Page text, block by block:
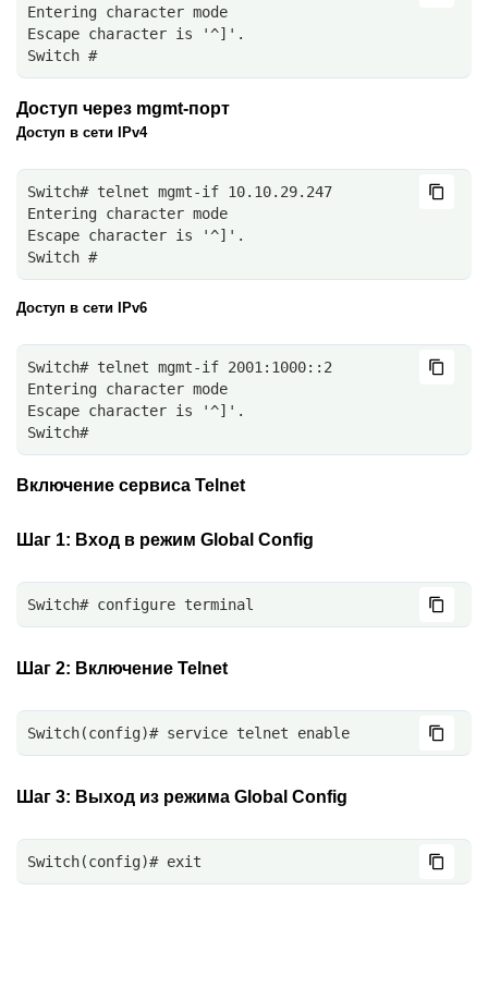
Entering character mode
Escape character is '^]'.
Switch #
Доступ через mgmt-порт
Доступ в сети IPv4
Switch# telnet mgmt-if 10.10.29.247
Entering character mode
Escape character is '^]'.
Switch #
Доступ в сети IPv6
Switch# telnet mgmt-if 2001:1000::2
Entering character mode
Escape character is '^]'.
Switch#
Включение сервиса Telnet
Шаг 1: Вход в режим Global Config
Switch# configure terminal
Шаг 2: Включение Telnet
Switch(config)# service telnet enable
Шаг 3: Выход из режима Global Config
Switch(config)# exit